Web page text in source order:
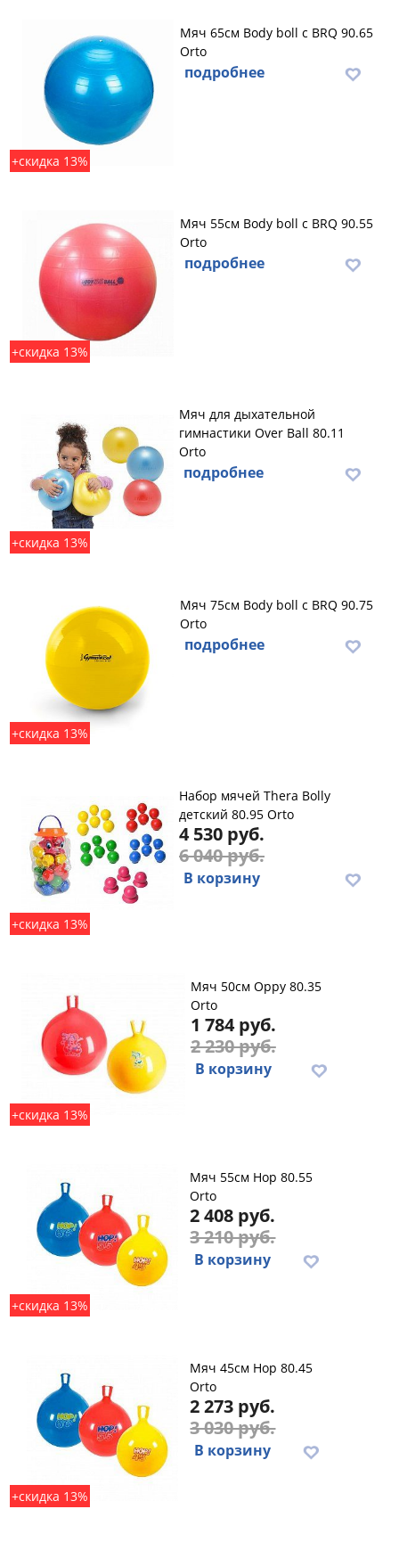
+скидка 13%
Мяч 65см Body boll с BRQ 90.65
Orto
подробнее
+скидка 13%
Мяч 55см Body boll с BRQ 90.55
Orto
подробнее
+скидка 13%
Мяч для дыхательной
гимнастики Over Ball 80.11
Orto
подробнее
+скидка 13%
Мяч 75см Body boll с BRQ 90.75
Orto
подробнее
+скидка 13%
Набор мячей Thera Bolly
детский 80.95 Orto
4 530 руб.
6 040 руб.
В корзину
+скидка 13%
Мяч 50см Oppy 80.35
Orto
1 784 руб.
2 230 руб.
В корзину
+скидка 13%
Мяч 55см Hop 80.55
Orto
2 408 руб.
3 210 руб.
В корзину
+скидка 13%
Мяч 45см Hop 80.45
Orto
2 273 руб.
3 030 руб.
В корзину